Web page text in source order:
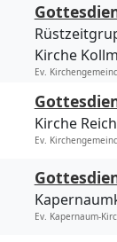
Kirche Kollm
Ev.
Kirche
Ev.
Ev. Kapernaum-